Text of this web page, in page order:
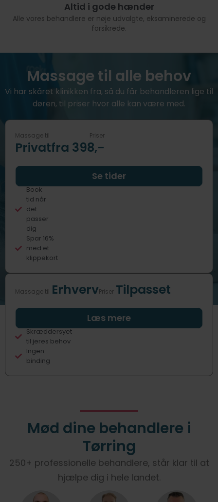
Altid i gode hænder
Alle vores behandlere er nøje udvalgte, eksaminerede og
forsikrede.
Massage til alle behov
Vi har skåret klinikken fra, så du får behandleren lige til
døren, til priser hvor alle kan være med.
Massage til
Privat
Priser
fra 398,-
Book
tid når
det
passer
dig
Spar 16%
med et
klippekort
Se tider
Massage til ErhvervPriser Tilpasset
Skræddersyet
til jeres behov
Ingen
binding
Læs mere
Mød dine behandlere i
Tørring
250+ professionelle behandlere, står klar til at
hjælpe dig i hele landet.